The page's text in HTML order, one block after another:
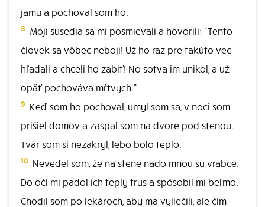
jamu a pochoval som ho.
8 Moji susedia sa mi posmievali a hovorili: "Tento
človek sa vôbec nebojí! Už ho raz pre takúto vec
hľadali a chceli ho zabiť! No sotva im unikol, a už
opäť pochováva mŕtvych."
9 Keď som ho pochoval, umyl som sa, v noci som
prišiel domov a zaspal som na dvore pod stenou.
Tvár som si nezakryl, lebo bolo teplo.
10 Nevedel som, že na stene nado mnou sú vrabce.
Do očí mi padol ich teplý trus a spôsobil mi beľmo.
Chodil som po lekároch, aby ma vyliečili, ale čím